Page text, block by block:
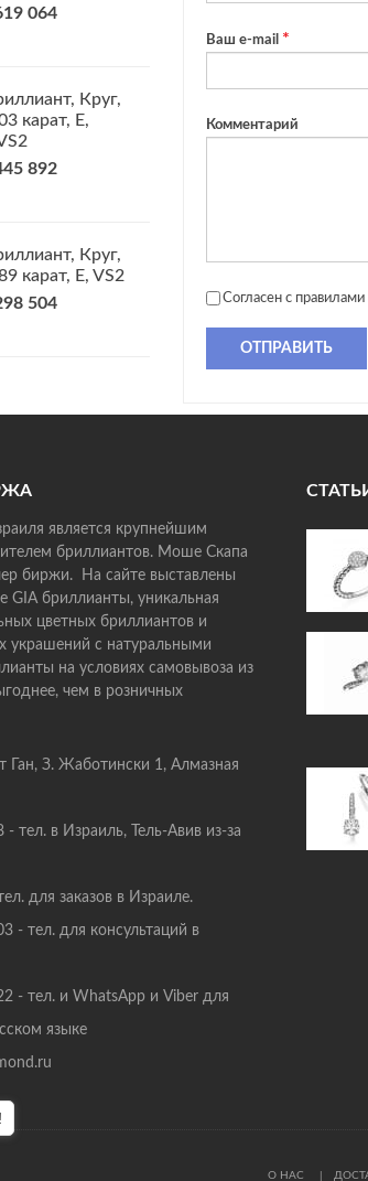
064
Круг,
карат, E,
892
Круг,
карат, E, VS2
504
Ваш e-mail
Комментарий
Согласен с правилами
ОТПРАВИТЬ
является крупнейшим
бриллиантов. Моше Скапа
биржи. На сайте выставлены
GIA бриллианты, уникальная
цветных бриллиантов и
украшений с натуральными
на условиях самовывоза из
чем в розничных
Ган, З. Жаботински 1, Алмазная
тел. в Израиль, Тель-Авив из-за
для заказов в Израиле.
- тел. для консультаций в
- тел. и WhatsApp и Viber для
языке
О НАС